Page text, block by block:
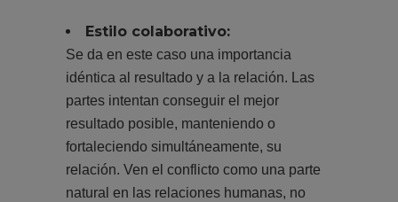
Estilo colaborativo:
Se da en este caso una importancia
idéntica al resultado y a la relación. Las
partes intentan conseguir el mejor
resultado posible, manteniendo o
fortaleciendo simultáneamente, su
relación. Ven el conflicto como una parte
natural en las relaciones humanas, no